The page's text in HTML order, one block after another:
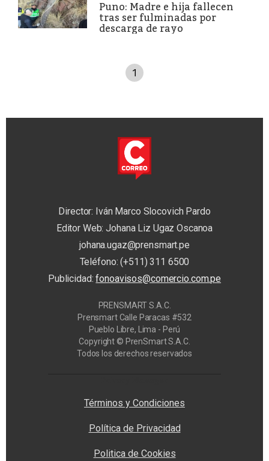
Puno: Madre e hija fallecen
tras ser fulminadas por
descarga de rayo
1
Director: Iván Marco Slocovich Pardo
Editor Web: Johana Liz Ugaz Oscanoa
johana.ugaz@prensmart.pe
Teléfono: (+511) 311 6500
Publicidad:fonoavisos@comercio.com.pe
PRENSMART S.A.C.
Prensmart Calle Paracas #532
Pueblo Libre, Lima - Perú
Copyright © PrenSmart S.A.C.
Todos los derechos reservados
Términos y Condiciones
Política de Privacidad
Politica de Cookies